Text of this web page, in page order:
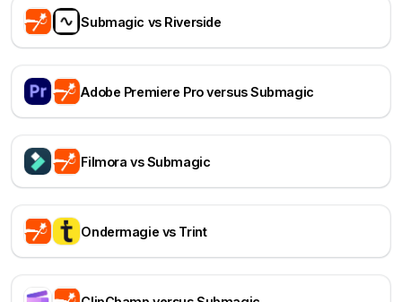
Submagic vs Riverside
Adobe Premiere Pro versus Submagic
Filmora vs Submagic
Ondermagie vs Trint